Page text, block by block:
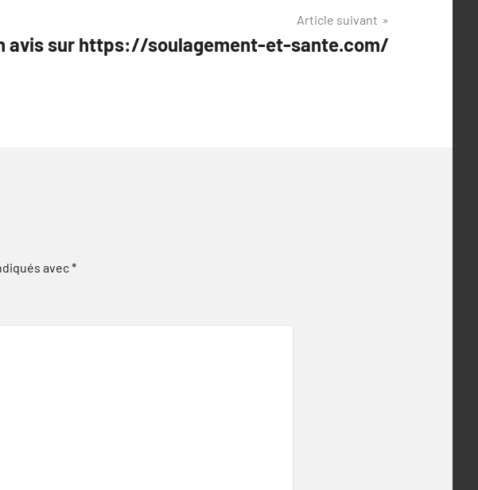
Article suivant
avis sur https://soulagement-et-sante.com/
avec*